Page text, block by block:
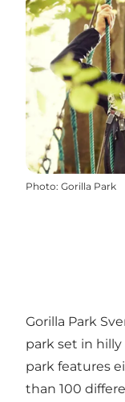
Photo: Gorilla Park
Gorilla Park
park set in
park features
than 100